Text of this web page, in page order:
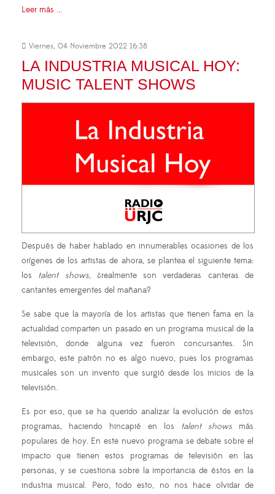
Leer más ...
Viernes, 04 Noviembre 2022 16:38
LA INDUSTRIA MUSICAL HOY:
MUSIC TALENT SHOWS
Después de haber hablado en innumerables ocasiones de los
orígenes de los artistas de ahora, se plantea el siguiente tema:
los talent shows, ¿realmente son verdaderas canteras de
cantantes emergentes del mañana?
Se sabe que la mayoría de los artistas que tienen fama en la
actualidad comparten un pasado en un programa musical de la
televisión, donde alguna vez fueron concursantes. Sin
embargo, este patrón no es algo nuevo, pues los programas
musicales son un invento que surgió desde los inicios de la
televisión.
Es por eso, que se ha querido analizar la evolución de estos
programas, haciendo hincapié en los talent shows más
populares de hoy. En este nuevo programa se debate sobre el
impacto que tienen estos programas de televisión en las
personas, y se cuestiona sobre la importancia de éstos en la
industria musical. Pero, todo esto, no nos hace olvidar de